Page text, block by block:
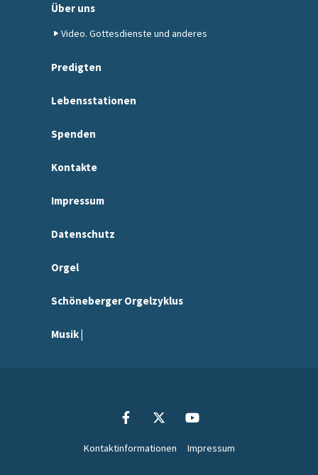
Über uns
Video. Gottesdienste und anderes
Predigten
Lebensstationen
Spenden
Kontakte
Impressum
Datenschutz
Orgel
Schöneberger Orgelzyklus
Musik |
Kontaktinformationen Impressum